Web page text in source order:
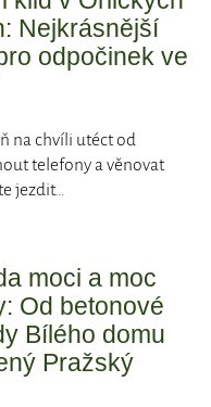
Nejkrásnější
odpočinek ve
na chvíli utéct od
telefony a věnovat
jezdit…
moci a moc
Od betonové
Bílého domu
Pražský